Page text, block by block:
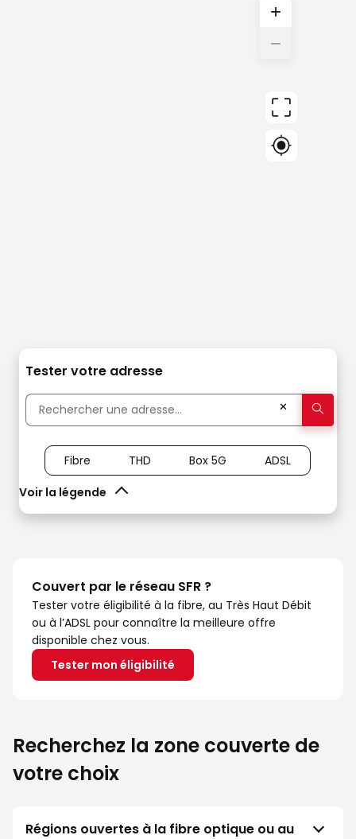
+
−
Tester votre adresse
✕
Voir la légende
Fibre THD Box 5G ADSL
Couvert par le réseau SFR ?
Tester votre éligibilité à la fibre, au Très Haut Débit
ou à l’ADSL pour connaître la meilleure offre
disponible chez vous.
Tester mon éligibilité
Recherchez la zone couverte de
votre choix
Régions ouvertes à la fibre optique ou au